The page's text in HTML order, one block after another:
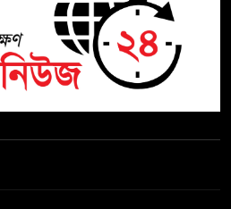
শতাব্দী রায়ের বাড়িতে বিদ্রোহীদের
বৈঠক, পশ্চিমবঙ্গে তৃনমূলে ভাঙনের
ইঙ্গিত !